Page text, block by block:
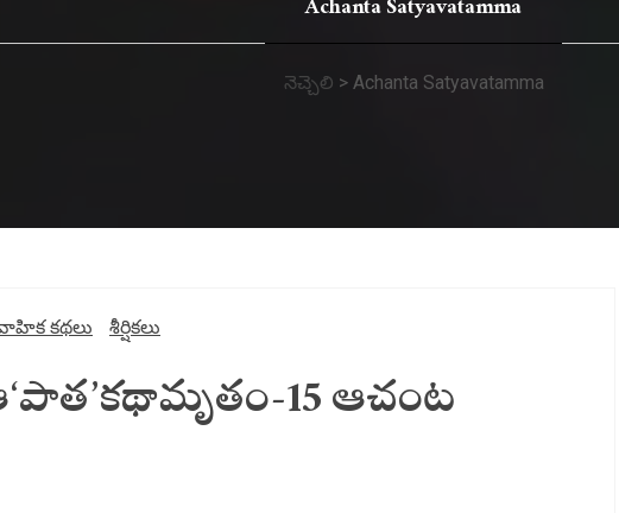
Achanta Satyavatamma
నెచ్చెలి > Achanta Satyavatamma
కథలు శీర్షికలు
15 ఆచంట